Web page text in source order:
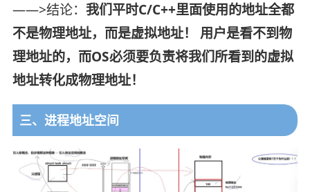
——>结论： 我们平时C/C++里面使用的地址全都
不是物理地址，而是虚拟地址！ 用户是看不到物
理地址的，而OS必须要负责将我们所看到的虚拟
地址转化成物理地址！
三、进程地址空间